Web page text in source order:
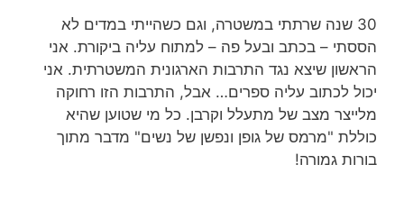
30 שנה שרתתי במשטרה, וגם כשהייתי במדים לא
הססתי – בכתב ובעל פה – למתוח עליה ביקורת. אני
הראשון שיצא נגד התרבות הארגונית המשטרתית. אני
יכול לכתוב עליה ספרים… אבל, התרבות הזו רחוקה
מלייצר מצב של מתעלל וקרבן. כל מי שטוען שהיא
כוללת "מרמס של גופן ונפשן של נשים" מדבר מתוך
בורות גמורה!